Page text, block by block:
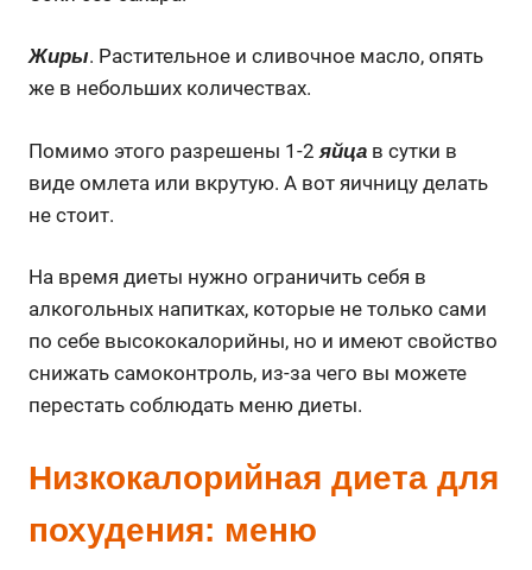
Жиры. Растительное и сливочное масло, опять
же в небольших количествах.
Помимо этого разрешены 1-2 яйца в сутки в
виде омлета или вкрутую. А вот яичницу делать
не стоит.
На время диеты нужно ограничить себя в
алкогольных напитках, которые не только сами
по себе высококалорийны, но и имеют свойство
снижать самоконтроль, из-за чего вы можете
перестать соблюдать меню диеты.
Низкокалорийная диета для
похудения: меню